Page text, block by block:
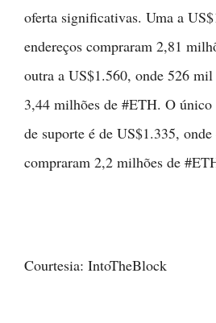
oferta significativas. Uma a
endereços compraram 2,81
outra a US$1.560, onde 526 mil
3,44 milhões de #ETH. O
de suporte é de US$1.335,
compraram 2,2 milhões de
Courtesia: IntoTheBlock